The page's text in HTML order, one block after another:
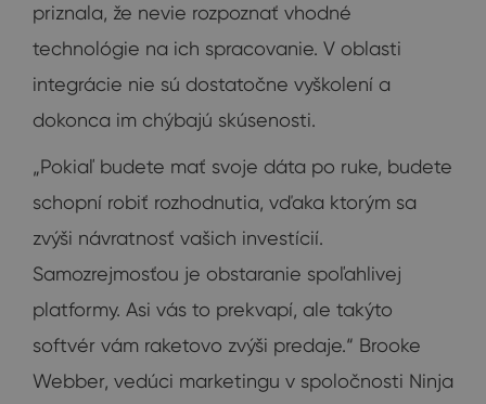
priznala, že nevie rozpoznať vhodné
technológie na ich spracovanie. V oblasti
integrácie nie sú dostatočne vyškolení a
dokonca im chýbajú skúsenosti.
„Pokiaľ budete mať svoje dáta po ruke, budete
schopní robiť rozhodnutia, vďaka ktorým sa
zvýši návratnosť vašich investícií.
Samozrejmosťou je obstaranie spoľahlivej
platformy. Asi vás to prekvapí, ale takýto
softvér vám raketovo zvýši predaje.“ Brooke
Webber, vedúci marketingu v spoločnosti Ninja